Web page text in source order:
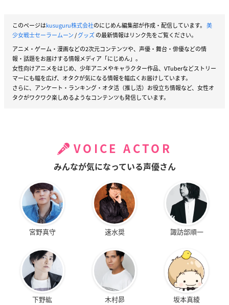
このページはkusuguru株式会社のにじめん編集部が作成・配信しています。 美
少女戦士セーラームーン/グッズの最新情報はリンク先をご覧ください。
アニメ・ゲーム・漫画などの2次元コンテンツや、声優・舞台・俳優などの情
報・話題をお届けする情報メディア「にじめん」。
女性向けアニメをはじめ、少年アニメやキャラクター作品、VTuberなどストリー
マーにも幅を広げ、オタクが気になる情報を幅広くお届けしています。
さらに、アンケート・ランキング・オタ活（推し活）お役立ち情報など、女性オ
タクがワクワク楽しめるようなコンテンツも発信しています。
VOICE ACTOR
みんなが気になっている声優さん
宮野真守 速水奨 諏訪部順一
下野紘 木村昴 坂本真綾